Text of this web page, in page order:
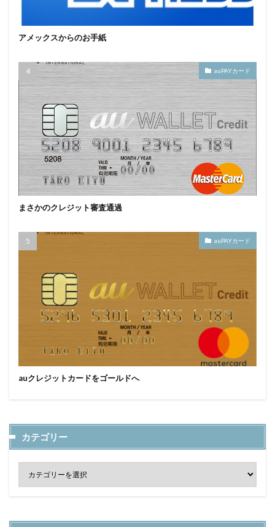
アメックスからのお手紙
auPAYカード
まさかのクレジット審査通過
auPAYカード
auクレジットカードをゴールドへ
カテゴリー